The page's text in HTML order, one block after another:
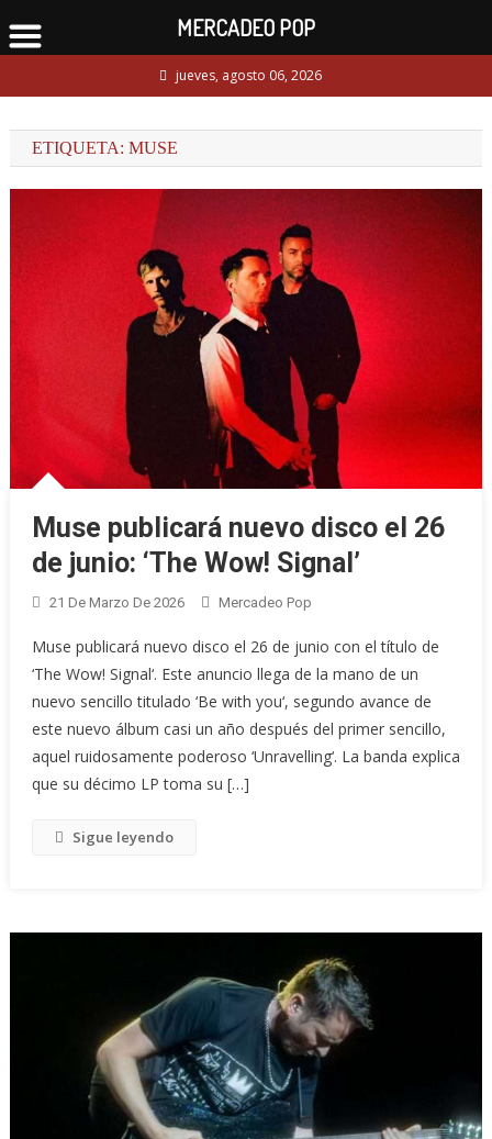
to
jueves, agosto 06, 2026
ETIQUETA: MUSE
Muse publicará nuevo disco el 26
de junio: ‘The Wow! Signal’
21 De Marzo De 2026 Mercadeo Pop
Muse publicará nuevo disco el 26 de junio con el título de
‘The Wow! Signal‘. Este anuncio llega de la mano de un
nuevo sencillo titulado ‘Be with you‘, segundo avance de
este nuevo álbum casi un año después del primer sencillo,
aquel ruidosamente poderoso ‘Unravelling‘. La banda explica
que su décimo LP toma su […]
Sigue leyendo
MERCADEO POP